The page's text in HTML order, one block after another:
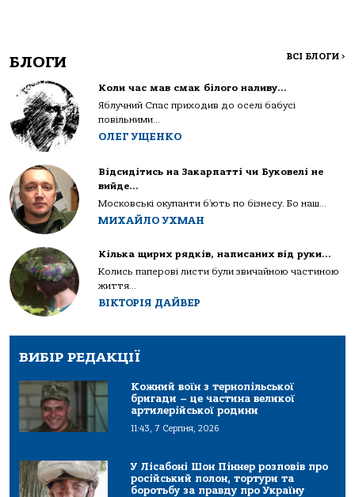
БЛОГИ ВСІ БЛОГИ >
Коли час мав смак білого наливу…
Яблучний Спас приходив до оселі бабусі
повільними...
ОЛЕГ УЩЕНКО
Відсидітись на Закарпатті чи Буковелі не
вийде…
Московські окупанти б’ють по бізнесу. Бо наш...
МИХАЙЛО УХМАН
Кілька щирих рядків, написаних від руки…
Колись паперові листи були звичайною частиною
життя...
ВІКТОРІЯ ДАЙВЕР
ВИБІР РЕДАКЦІЇ
Кожний воїн з тернопільської
бригади – це частина великої
артилерійської родини
11:43, 7 Серпня, 2026
У Лісабоні Шон Піннер розповів про
російський полон, тортури та
боротьбу за правду про Україну